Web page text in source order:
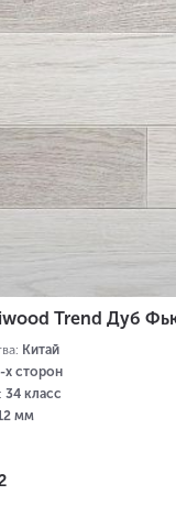
Trend Дуб
Китай
х сторон
34 класс
мм